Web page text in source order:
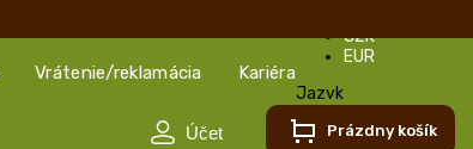
Vrátenie/reklamácia Kariéra
CZK
EUR
Jazyk
Prázdny košík